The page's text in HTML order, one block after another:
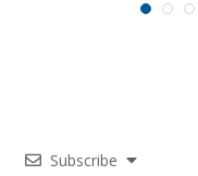
Subscribe